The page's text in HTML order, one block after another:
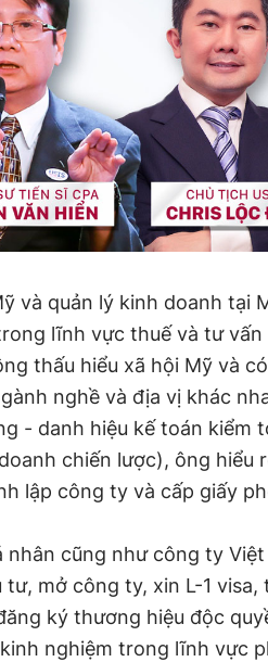
và quản lý kinh doanh tại
lĩnh vực thuế và tư vấn
thấu hiểu xã hội Mỹ và
nghề và địa vị khác
- danh hiệu kế toán kiểm
chiến lược), ông hiểu
lập công ty và cấp giấy
nhân cũng như công ty Việt
mở công ty, xin L-1 visa,
ký thương hiệu độc
nghiệm trong lĩnh vực